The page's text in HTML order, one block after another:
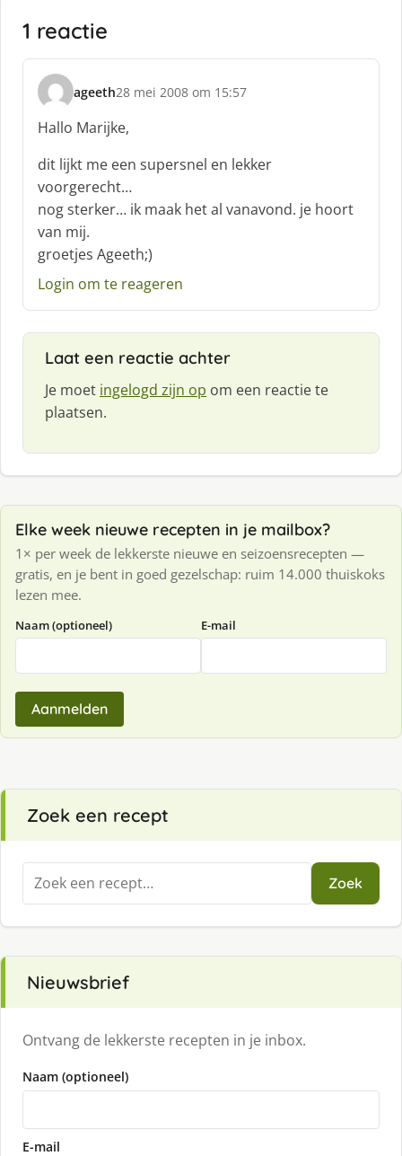
1 reactie
ageeth
s
c
h
e
f
:
28 mei 2008 om 15:57
Hallo Marijke,
dit lijkt me een supersnel en lekker
voorgerecht…
nog sterker… ik maak het al vanavond. je hoort
van mij.
groetjes Ageeth;)
Login om te reageren
Laat een reactie achter
Je moet ingelogd zijn op om een reactie te
plaatsen.
Elke week nieuwe recepten in je mailbox?
1× per week de lekkerste nieuwe en seizoensrecepten —
gratis, en je bent in goed gezelschap: ruim 14.000 thuiskoks
lezen mee.
Naam (optioneel) E-mail
Aanmelden
Zoek een recept
Zoeken
naar:
Zoek
Nieuwsbrief
Ontvang de lekkerste recepten in je inbox.
Naam (optioneel)
E-mail